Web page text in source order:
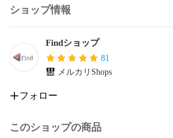
ショップ情報
Findショップ
81
メルカリShops
フォロー
このショップの商品